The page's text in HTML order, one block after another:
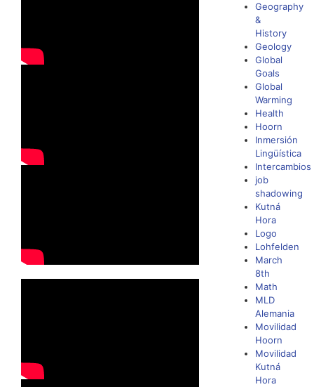
Geography
&
History
Geology
Global
Goals
Global
Warming
Health
Hoorn
Inmersión
Lingüística
Intercambios
job
shadowing
Kutná
Hora
Logo
Lohfelden
March
8th
Math
MLD
Alemania
Movilidad
Hoorn
Movilidad
Kutná
Hora